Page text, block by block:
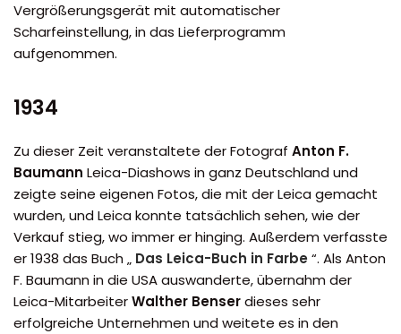
Vergrößerungsgerät mit automatischer
Scharfeinstellung, in das Lieferprogramm
aufgenommen.
1934
Zu dieser Zeit veranstaltete der Fotograf Anton F.
Baumann Leica-Diashows in ganz Deutschland und
zeigte seine eigenen Fotos, die mit der Leica gemacht
wurden, und Leica konnte tatsächlich sehen, wie der
Verkauf stieg, wo immer er hinging. Außerdem verfasste
er 1938 das Buch „ Das Leica-Buch in Farbe“. Als Anton
F. Baumann in die USA auswanderte, übernahm der
Leica-MitarbeiterWalther Benserdieses sehr
erfolgreiche Unternehmen und weitete es in den